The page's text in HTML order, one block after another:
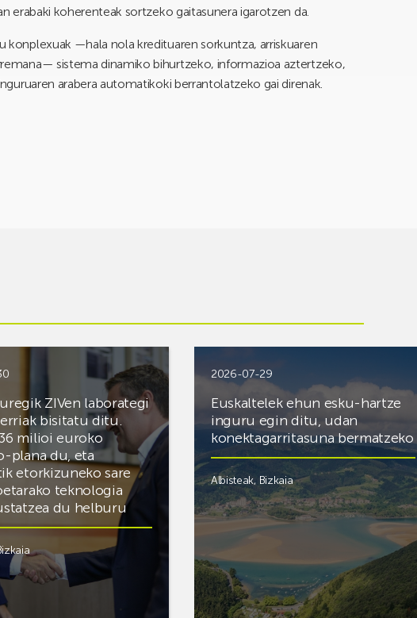
erabaki koherenteak sortzeko gaitasunera igarotzen da.
konplexuak —hala nola kredituaren sorkuntza, arriskuaren
sistema dinamiko bihurtzeko, informazioa aztertzeko,
arabera automatikoki berrantolatzeko gai direnak.
ZIVen laborategi
bisitatu ditu.
milioi euroko
plana du, eta
etorkizuneko sare
teknologia
du helburu
2026-07-29
Euskaltelek ehun esku-hartze
inguru egin ditu, udan
konektagarritasuna bermatzeko
Albisteak, Bizkaia